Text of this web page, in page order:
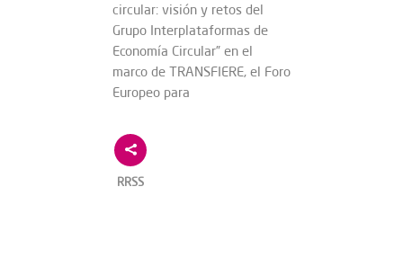
circular: visión y retos del
Grupo Interplataformas de
Economía Circular” en el
marco de TRANSFIERE, el Foro
Europeo para
RRSS